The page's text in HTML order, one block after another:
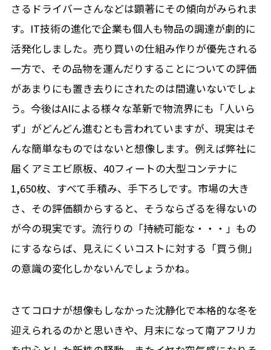
さるドライバーさんなどは顕著にその傾向がみられま
す。IT技術の進化で企業も個人も物品の調達が劇的に
活発化しました。売り買いの仕組み作りが優先される
一方で、その品物を運んだりすることについての評価
があまりにも置き去りにされたのは間違いないでしょ
う。今後はAIによる様々な革新で物流界にも「人いら
ず」がどんどん進むとも言われていますが、現実はそ
んな簡単なものではないと想像します。例えば弊社に
届くアミエビ原板、40フィートの大型コンテナに
1,650枚、すべて手積み、手下ろしです。市場の大き
さ、その評価額からすると、そうならざるを得ないの
が今の現実です。流行りの「持続可能な・・・」もの
にするならば、見えにくいコストに対する「買う側」
の意識の変化しかないんでしょうかね。
さてコロナが想像もしなかった沈静化で本格的な冬を
迎えられるのかと思いきや、月末になって南アフリカ